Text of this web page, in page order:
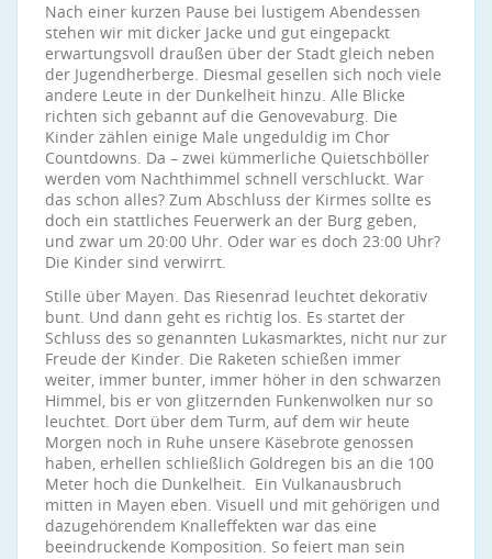
Nach einer kurzen Pause bei lustigem Abendessen
stehen wir mit dicker Jacke und gut eingepackt
erwartungsvoll draußen über der Stadt gleich neben
der Jugendherberge. Diesmal gesellen sich noch viele
andere Leute in der Dunkelheit hinzu. Alle Blicke
richten sich gebannt auf die Genovevaburg. Die
Kinder zählen einige Male ungeduldig im Chor
Countdowns. Da – zwei kümmerliche Quietschböller
werden vom Nachthimmel schnell verschluckt. War
das schon alles? Zum Abschluss der Kirmes sollte es
doch ein stattliches Feuerwerk an der Burg geben,
und zwar um 20:00 Uhr. Oder war es doch 23:00 Uhr?
Die Kinder sind verwirrt.
Stille über Mayen. Das Riesenrad leuchtet dekorativ
bunt. Und dann geht es richtig los. Es startet der
Schluss des so genannten Lukasmarktes, nicht nur zur
Freude der Kinder. Die Raketen schießen immer
weiter, immer bunter, immer höher in den schwarzen
Himmel, bis er von glitzernden Funkenwolken nur so
leuchtet. Dort über dem Turm, auf dem wir heute
Morgen noch in Ruhe unsere Käsebrote genossen
haben, erhellen schließlich Goldregen bis an die 100
Meter hoch die Dunkelheit. Ein Vulkanausbruch
mitten in Mayen eben. Visuell und mit gehörigen und
dazugehörendem Knalleffekten war das eine
beeindruckende Komposition. So feiert man sein